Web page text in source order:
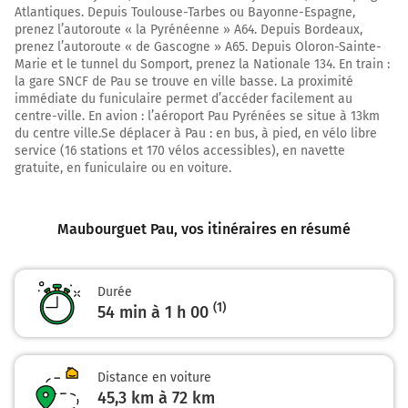
Continuer D207 sur 800 mètres
22,8 km
Tourner à droite sur D7 et continuer sur 2,8 kilomètres
23,6 km
26,4 km
Tourner légèrement à gauche sur D7 (Route de Vic-en-
Bigorre) et continuer sur 3,9 kilomètres
26,9 km
Au rond-point, prendre la 2ème sortie sur D943 (Route
de Lembeye) et continuer sur 1 kilomètre
30,8 km
31,8 km
Atlantiques. Depuis Toulouse-Tarbes ou Bayonne-Espagne,
prenez l’autoroute « la Pyrénéenne » A64. Depuis Bordeaux,
prenez l’autoroute « de Gascogne » A65. Depuis Oloron-Sainte-
Marie et le tunnel du Somport, prenez la Nationale 134. En train :
la gare SNCF de Pau se trouve en ville basse. La proximité
immédiate du funiculaire permet d’accéder facilement au
centre-ville. En avion : l’aéroport Pau Pyrénées se situe à 13km
du centre ville.Se déplacer à Pau : en bus, à pied, en vélo libre
service (16 stations et 170 vélos accessibles), en navette
gratuite, en funiculaire ou en voiture.
Maubourguet Pau, vos itinéraires en résumé
Durée
54 min à 1 h 00 (1)
Distance en voiture
45,3 km à 72 km